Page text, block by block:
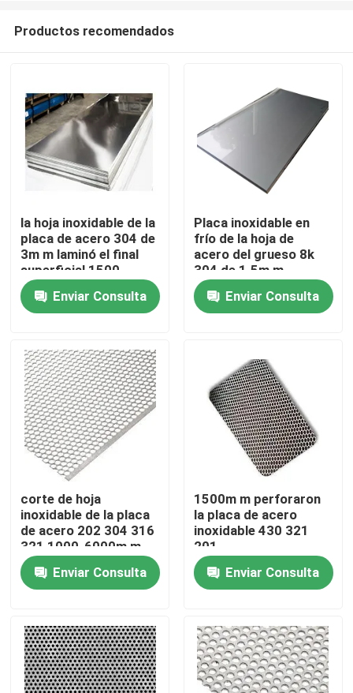
Hogar
Productos
Sobre nosotros
Viaje de la fábrica
Control de calidad
Éntrenos en contacto con
Pida una cita
Aleación de acero inoxidable
Hoja inoxidable de la placa de acero
Productos recomendados
la hoja inoxidable de la
placa de acero 304 de
3m m laminó el final
superficial 1500
milímetros
Enviar Consulta
Placa inoxidable en
frío de la hoja de
acero del grueso 8k
304 de 1.5m m
Enviar Consulta
corte de hoja
inoxidable de la placa
de acero 202 304 316
321 1000-6000m m
Enviar Consulta
1500m m perforaron
la placa de acero
inoxidable 430 321
201
Enviar Consulta